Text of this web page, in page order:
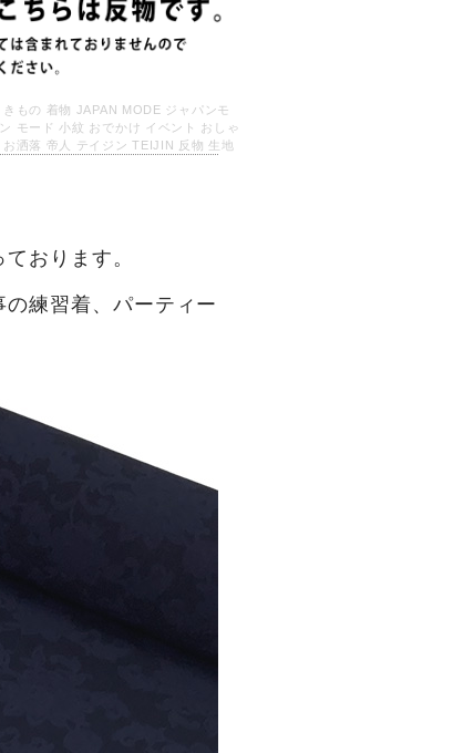
もの 着物 JAPAN MODE ジャパンモ
モード 小紋 おでかけ イベント おしゃ
お洒落 帝人 テイジン TEIJIN 反物 生地
おります。
練習着、パーティー